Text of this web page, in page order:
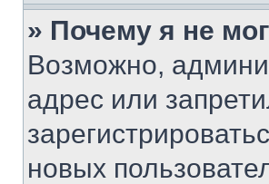
» Почему я не
Возможно,
адрес или
новых